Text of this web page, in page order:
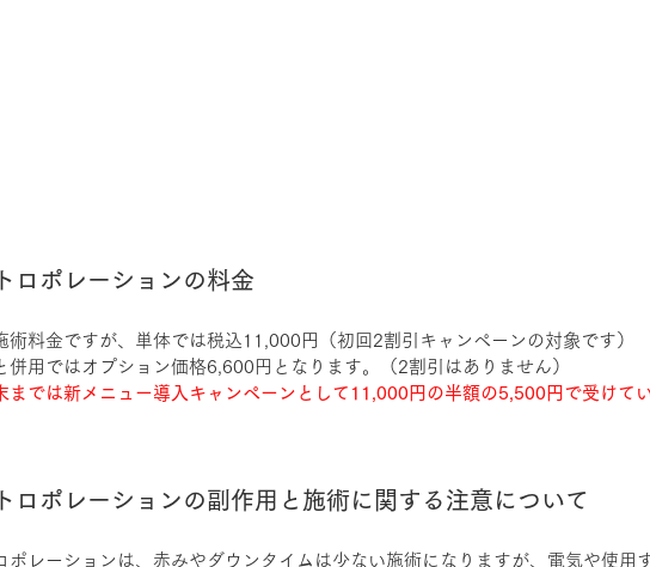
ロポレーションの料金
術料金ですが、単体では税込11,000円（初回2割引キャンペーンの対象です）
併用ではオプション価格6,600円となります。（2割引はありません）
までは新メニュー導入キャンペーンとして11,000円の半額の5,500円で受けて
ロポレーションの副作用と施術に関する注意について
ポレーションは、赤みやダウンタイムは少ない施術になりますが、電気や使用